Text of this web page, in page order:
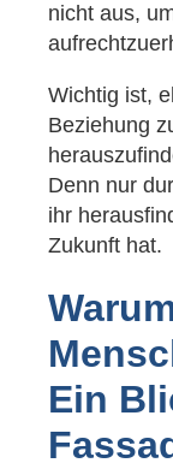
nicht aus,
Wichtig ist,
Beziehung
Denn nur
ihr
Zukunft hat.
Ein